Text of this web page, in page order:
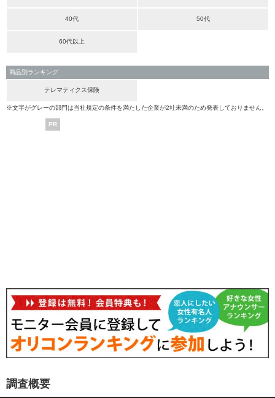
40代 50代
60代以上
商品別ランキング
テレマティクス保険
※文字がグレーの部門は当社規定の条件を満たした企業が2社未満のため発表しておりません。
PR
調査概要